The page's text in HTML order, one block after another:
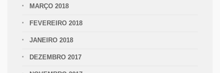
MARÇO 2018
FEVEREIRO 2018
JANEIRO 2018
DEZEMBRO 2017